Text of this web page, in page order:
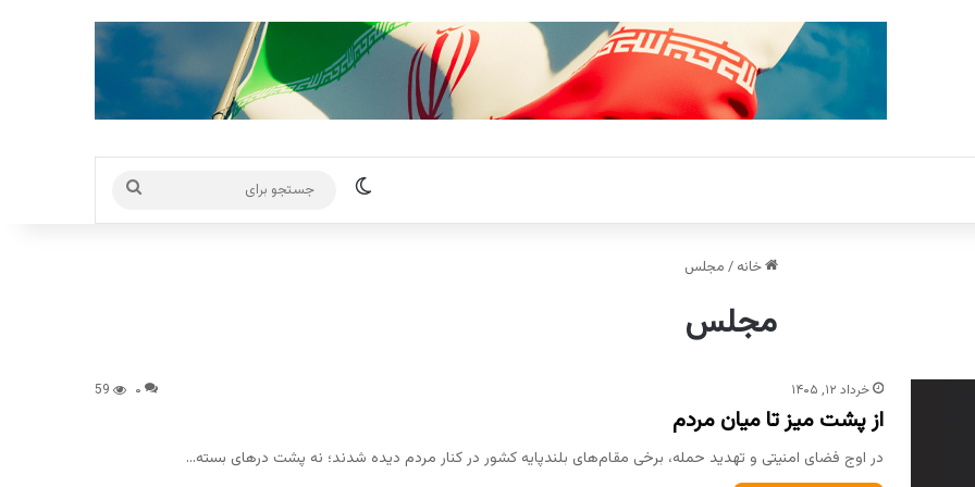
تغییر پوسته
برای
خانه / مجلس
مجلس
خرداد ۱۲, ۱۴۰۵ ۰ 59
از پشت میز تا میان مردم
در اوج فضای امنیتی و تهدید حمله، برخی مقام‌های بلندپایه کشور در کنار مردم دیده شدند؛ نه پشت درهای بسته…